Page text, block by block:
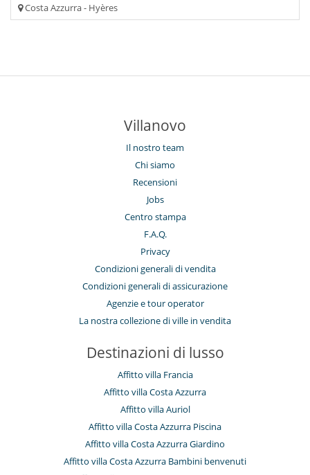
Costa Azzurra - Hyères
Villanovo
Il nostro team
Chi siamo
Recensioni
Jobs
Centro stampa
F.A.Q.
Privacy
Condizioni generali di vendita
Condizioni generali di assicurazione
Agenzie e tour operator
La nostra collezione di ville in vendita
Destinazioni di lusso
Affitto villa Francia
Affitto villa Costa Azzurra
Affitto villa Auriol
Affitto villa Costa Azzurra Piscina
Affitto villa Costa Azzurra Giardino
Affitto villa Costa Azzurra Bambini benvenuti